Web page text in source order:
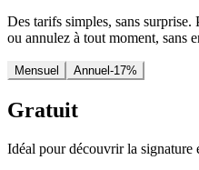
Des tarifs simples, sans
ou annulez à tout moment, sans
Mensuel Annuel -17%
Gratuit
Idéal pour découvrir la signature